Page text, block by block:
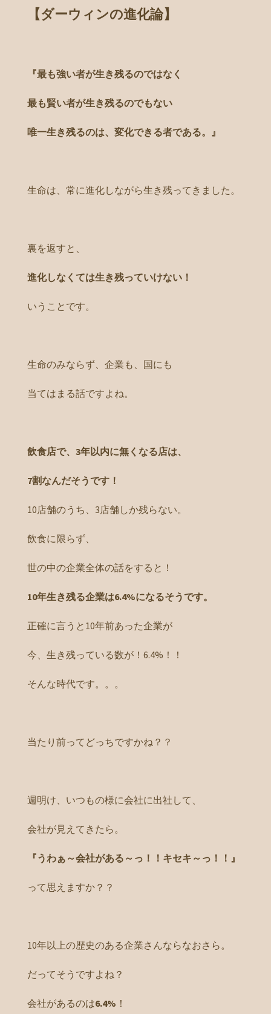
【ダーウィンの進化論】
『最も強い者が生き残るのではなく
最も賢い者が生き残るのでもない
唯一生き残るのは、変化できる者である。』
生命は、常に進化しながら生き残ってきました。
裏を返すと、
進化しなくては生き残っていけない！
いうことです。
生命のみならず、企業も、国にも
当てはまる話ですよね。
飲食店で、3年以内に無くなる店は、
7割なんだそうです！
10店舗のうち、3店舗しか残らない。
飲食に限らず、
世の中の企業全体の話をすると！
10年生き残る企業は6.4%になるそうです。
正確に言うと10年前あった企業が
今、生き残っている数が！6.4%！！
そんな時代です。。。
当たり前ってどっちですかね？？
週明け、いつもの様に会社に出社して、
会社が見えてきたら。
『うわぁ～会社がある～っ！！キセキ～っ！！』
って思えますか？？
10年以上の歴史のある企業さんならなおさら。
だってそうですよね？
会社があるのは6.4% ！